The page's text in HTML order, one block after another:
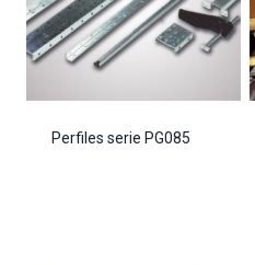
Perfiles serie PG085